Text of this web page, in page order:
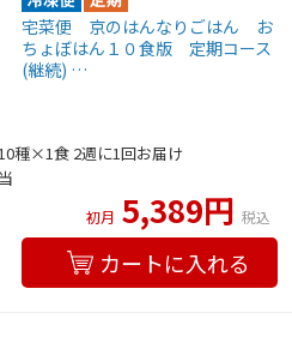
宅菜便 京のはんなりごはん お
ちょぼはん１０食版 定期コース
(継続) …
種×1食 2週に1回お届け
初月 5,389円 税込
カートに入れる